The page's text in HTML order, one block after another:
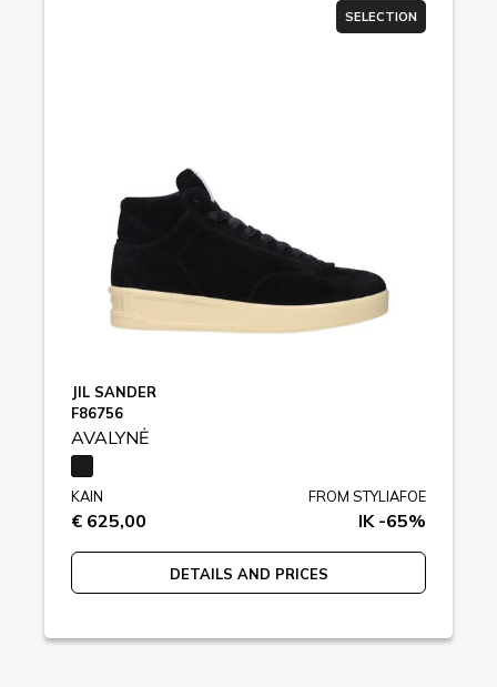
SELECTION
JIL SANDER
F86756
AVALYNĖ
KAIN
€ 625,00
FROM STYLIAFOE
IK -65%
DETAILS AND PRICES